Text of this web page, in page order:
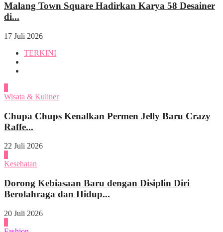
Malang Town Square Hadirkan Karya 58 Desainer
di...
17 Juli 2026
TERKINI
Wisata & Kuliner
Chupa Chups Kenalkan Permen Jelly Baru Crazy
Raffe...
22 Juli 2026
Kesehatan
Dorong Kebiasaan Baru dengan Disiplin Diri
Berolahraga dan Hidup...
20 Juli 2026